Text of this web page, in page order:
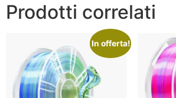
Prodotti correlati
In offerta!